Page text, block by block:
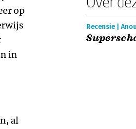
op
in
al
Recensie |